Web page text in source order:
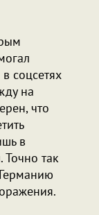
соцсетях
на
что
в
Точно так